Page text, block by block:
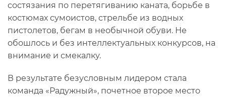
состязания по перетягиванию каната, борьбе в
костюмах сумоистов, стрельбе из водных
пистолетов, бегам в необычной обуви. Не
обошлось и без интеллектуальных конкурсов, на
внимание и смекалку.
В результате безусловным лидером стала
команда «Радужный», почетное второе место